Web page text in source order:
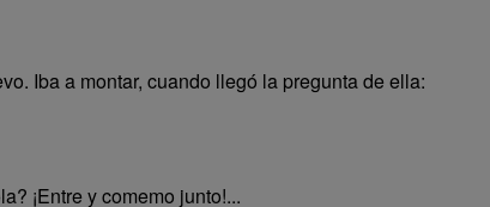
Iba a montar, cuando llegó la pregunta de ella:
¡Entre y comemo junto!...